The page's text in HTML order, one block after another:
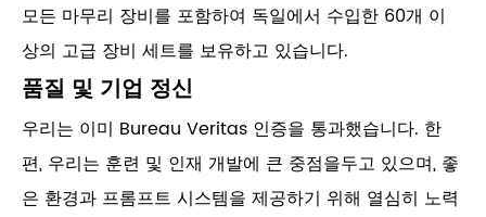
모든 마무리 장비를 포함하여 독일에서 수입한 60개 이
상의 고급 장비 세트를 보유하고 있습니다.
품질 및 기업 정신
우리는 이미 Bureau Veritas 인증을 통과했습니다. 한
편, 우리는 훈련 및 인재 개발에 큰 중점을두고 있으며, 좋
은 환경과 프롬프트 시스템을 제공하기 위해 열심히 노력